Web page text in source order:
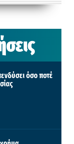
όσο ποτέ